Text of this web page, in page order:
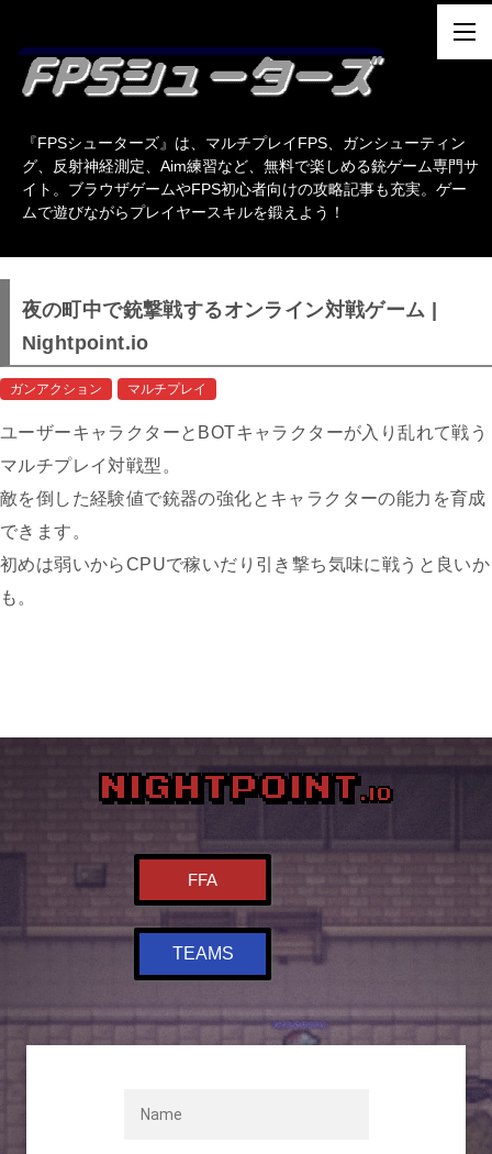
『FPSシューターズ』は、マルチプレイFPS、ガンシューティン
グ、反射神経測定、Aim練習など、無料で楽しめる銃ゲーム専門サ
イト。ブラウザゲームやFPS初心者向けの攻略記事も充実。ゲー
ムで遊びながらプレイヤースキルを鍛えよう！
夜の町中で銃撃戦するオンライン対戦ゲーム |
Nightpoint.io
ガンアクション マルチプレイ
ユーザーキャラクターとBOTキャラクターが入り乱れて戦う
マルチプレイ対戦型。
敵を倒した経験値で銃器の強化とキャラクターの能力を育成
できます。
初めは弱いからCPUで稼いだり引き撃ち気味に戦うと良いか
も。